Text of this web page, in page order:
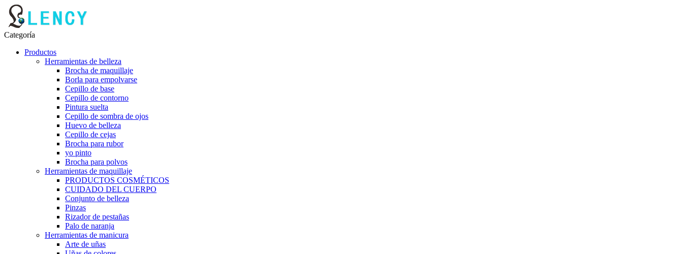
Categoría
Productos
Herramientas de belleza
Brocha de maquillaje
Borla para empolvarse
Cepillo de base
Cepillo de contorno
Pintura suelta
Cepillo de sombra de ojos
Huevo de belleza
Cepillo de cejas
Brocha para rubor
yo pinto
Brocha para polvos
Herramientas de maquillaje
PRODUCTOS COSMÉTICOS
CUIDADO DEL CUERPO
Conjunto de belleza
Pinzas
Rizador de pestañas
Palo de naranja
Herramientas de manicura
Arte de uñas